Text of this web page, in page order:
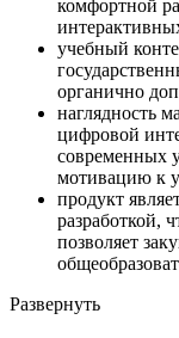
комфортной
учебный
органично
наглядность
цифровой
современных
мотивацию к
продукт
разработкой,
позволяет
Развернуть